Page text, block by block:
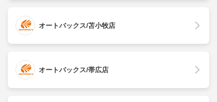
オートバックス/苫小牧店
オートバックス/帯広店